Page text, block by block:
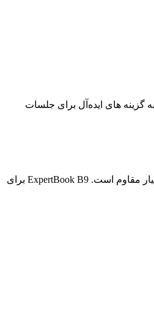
گزینه های ایده‌آل برای جلسات
ExpertBook B9 برای